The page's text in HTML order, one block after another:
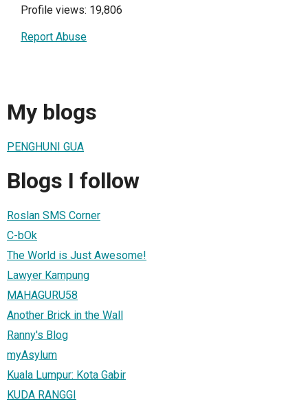
Profile views: 19,806
Report Abuse
My blogs
PENGHUNI GUA
Blogs I follow
Roslan SMS Corner
C-bOk
The World is Just Awesome!
Lawyer Kampung
MAHAGURU58
Another Brick in the Wall
Ranny's Blog
myAsylum
Kuala Lumpur: Kota Gabir
KUDA RANGGI